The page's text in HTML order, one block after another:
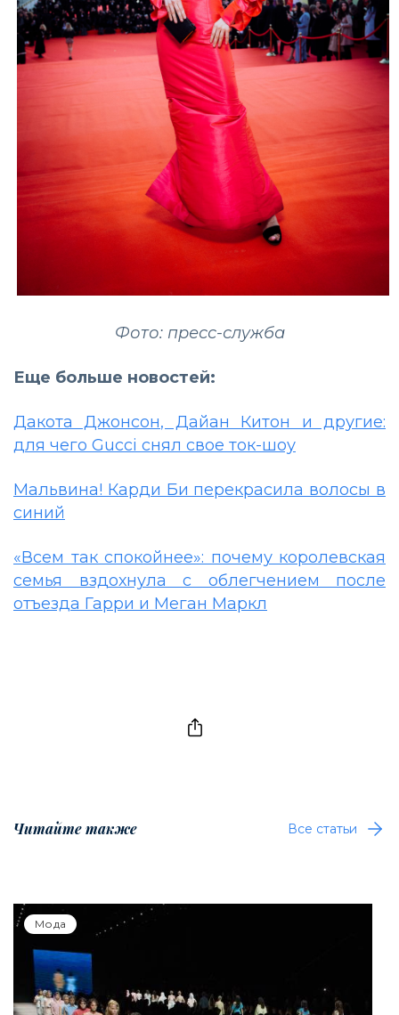
Фото: пресс-служба
Еще больше новостей:
Дакота Джонсон, Дайан Китон и другие:
для чего Gucci снял свое ток-шоу
Мальвина! Карди Би перекрасила волосы в
синий
«Всем так спокойнее»: почему королевская
семья вздохнула с облегчением после
отъезда Гарри и Меган Маркл
Читайте также Все статьи